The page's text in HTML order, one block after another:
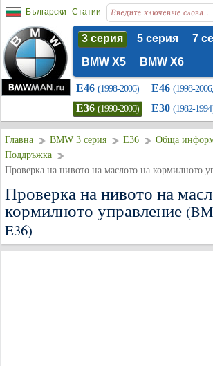
Български Статии
3 серия 5 серия 7
BMW X5
BMW X6
E46 (1998-2006) E46 (1998-
E36 (1990-2000) E30 (1982-
Главна BMW 3 серия E36
Обща
Поддръжка
Проверка на нивото на маслото на кормилното
Проверка на нивото на
кормилното управление
E36)